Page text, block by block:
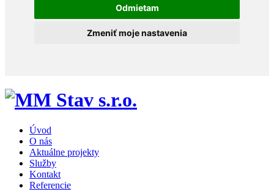
Odmietam
Zmeniť moje nastavenia
Úvod
O nás
Aktuálne projekty
Služby
Kontakt
Referencie